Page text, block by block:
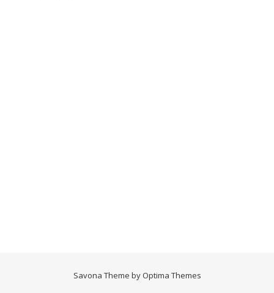
Savona Theme by Optima Themes